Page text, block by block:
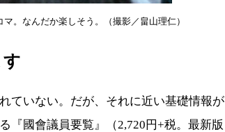
。なんだか楽しそう。（撮影／畠山理仁）
ていない。だが、それに近い基礎情報が
『國會議員要覧』（2,720円+税。最新版